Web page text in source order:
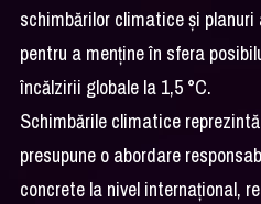
schimbărilor climatice și
pentru a menține în sfera
încălzirii globale la 1,5 °C.
Schimbările climatice
presupune o abordare
concrete la nivel internaţional,